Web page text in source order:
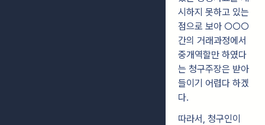
시하지 못하고 있는
점으로 보아 ○○○
간의 거래과정에서
중개역할만 하였다
는 청구주장은 받아
들이기 어렵다 하겠
다.
따라서, 청구인이